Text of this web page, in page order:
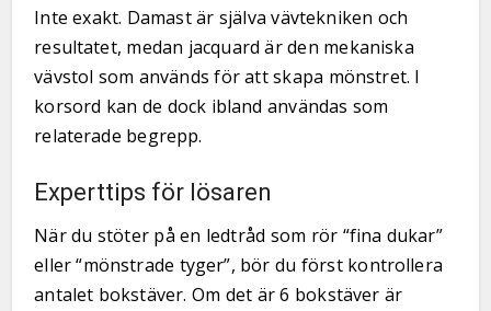
Inte exakt. Damast är själva vävtekniken och
resultatet, medan jacquard är den mekaniska
vävstol som används för att skapa mönstret. I
korsord kan de dock ibland användas som
relaterade begrepp.
Experttips för lösaren
När du stöter på en ledtråd som rör “fina dukar”
eller “mönstrade tyger”, bör du först kontrollera
antalet bokstäver. Om det är 6 bokstäver är